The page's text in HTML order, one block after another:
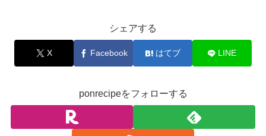
シェアする
X Facebook はてブ LINE
ponrecipeをフォローする